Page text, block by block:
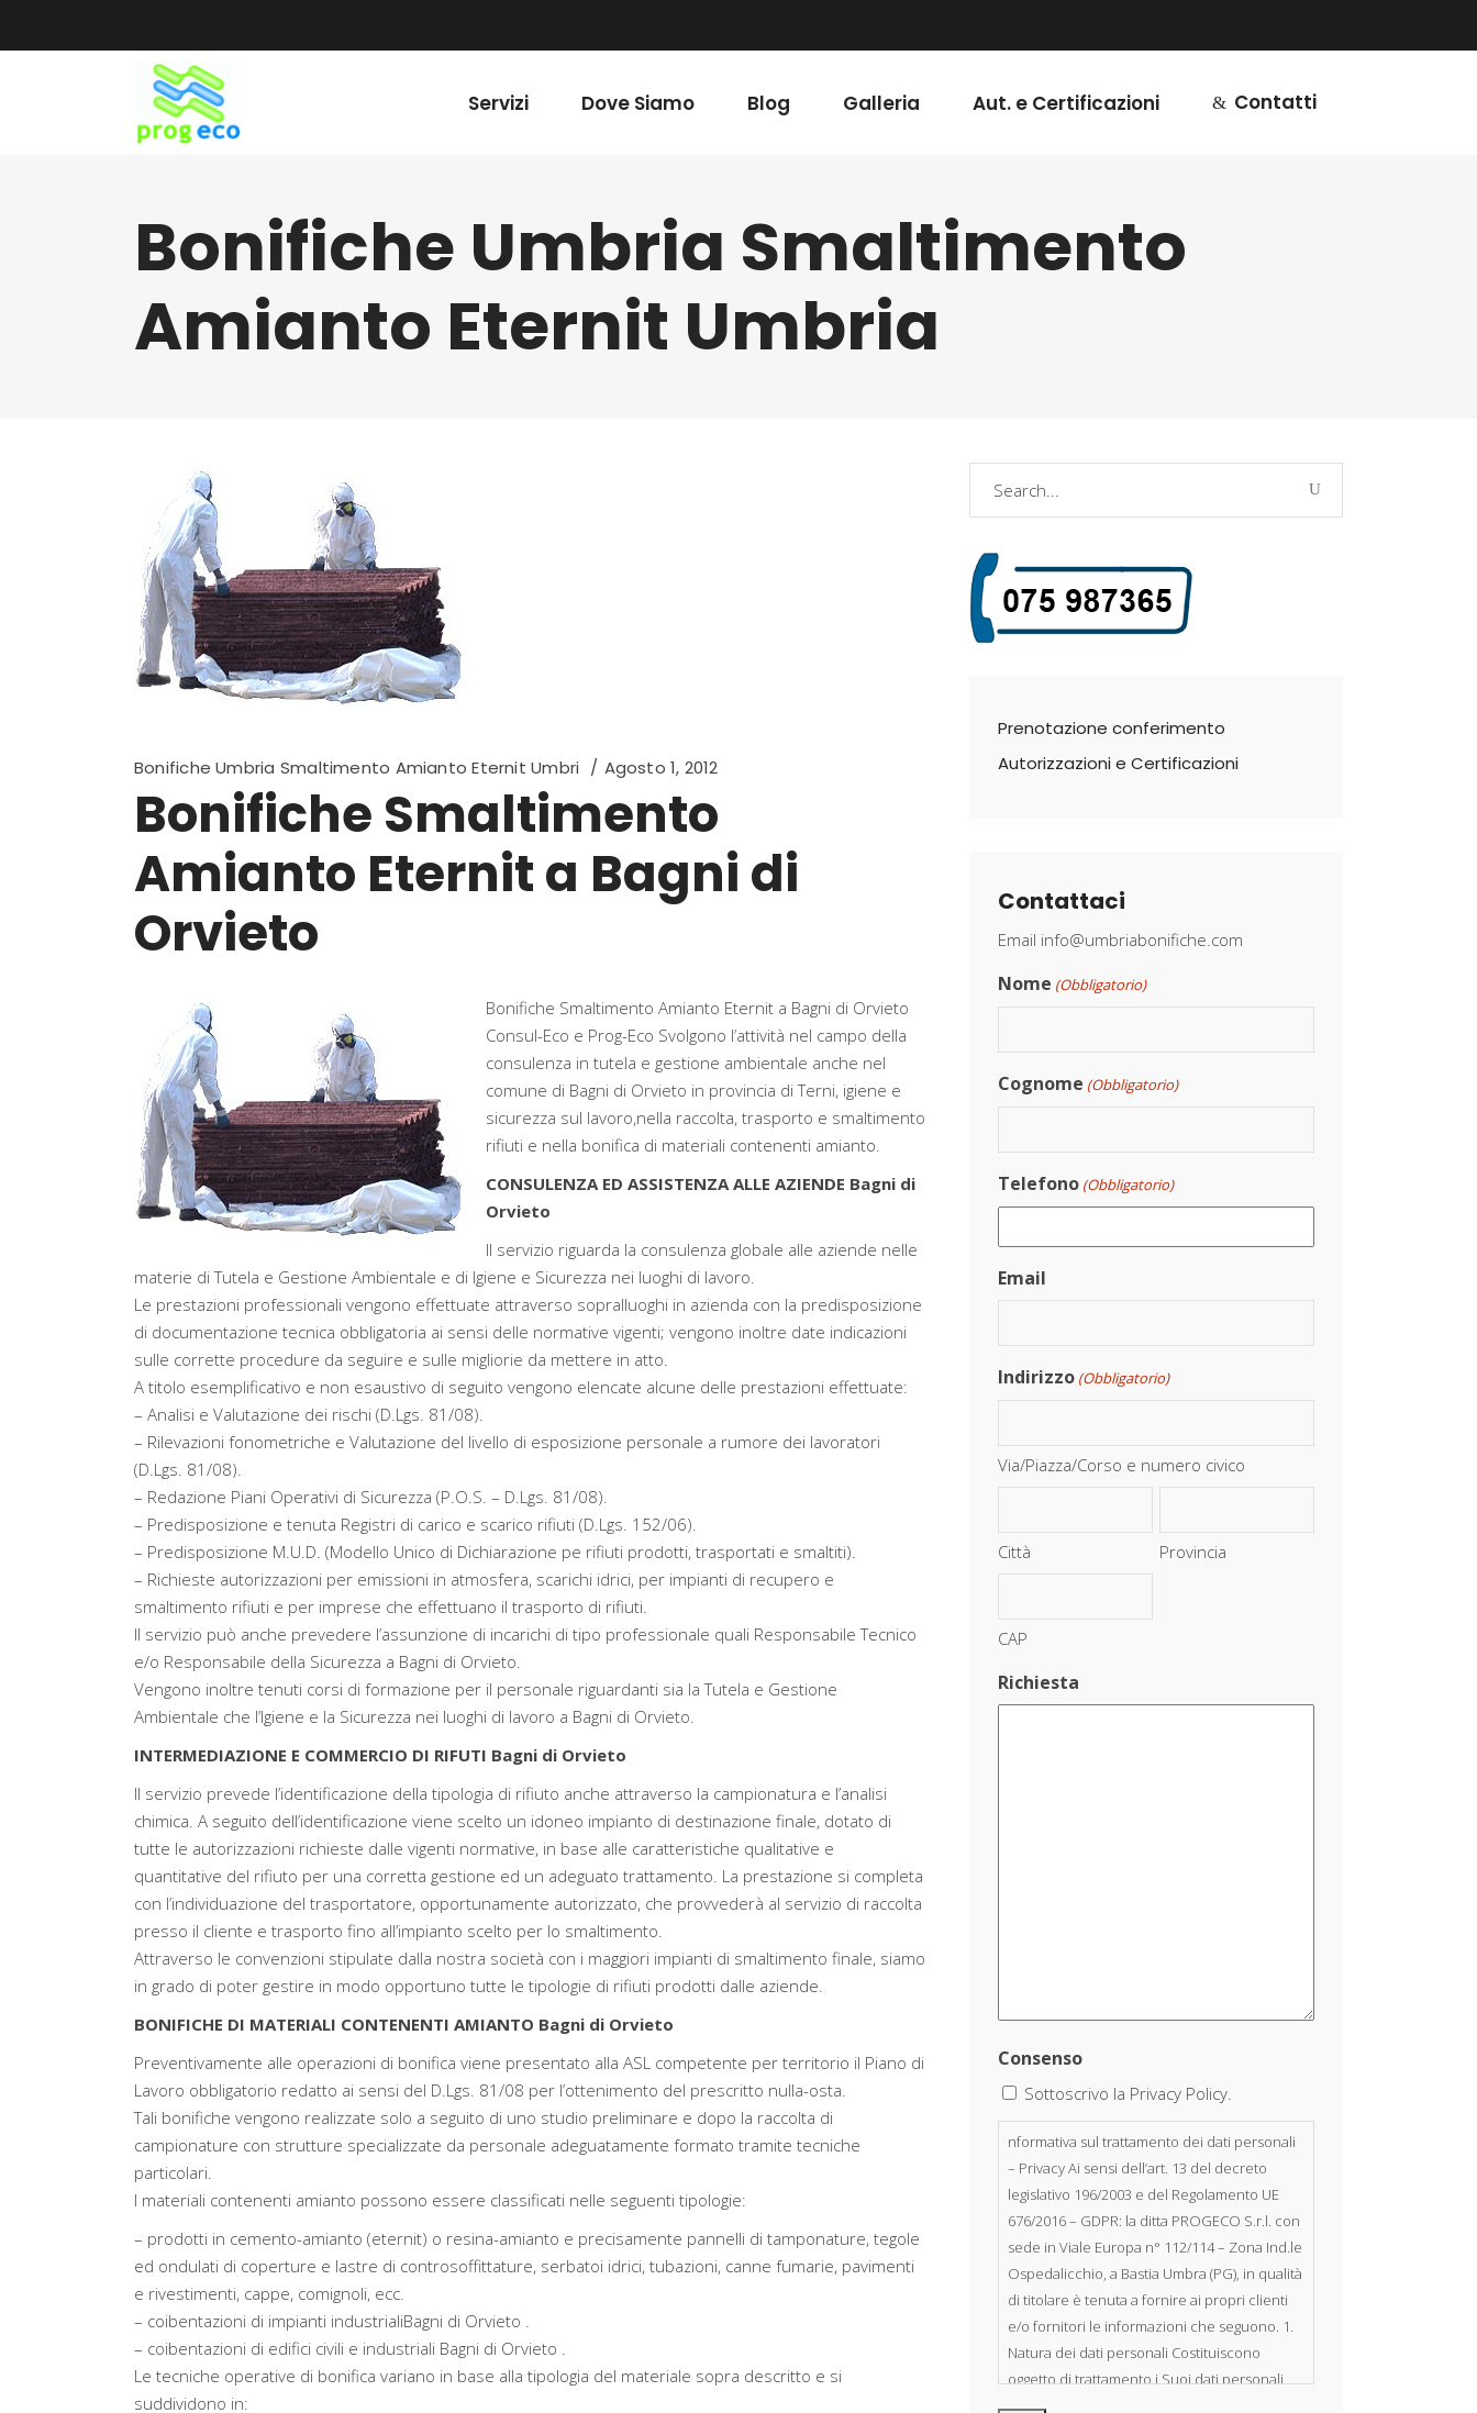
Servizi Dove Siamo Blog Galleria Aut. e Certificazioni Contatti
Bonifiche Umbria Smaltimento
Amianto Eternit Umbria
Bonifiche Umbria Smaltimento Amianto Eternit Umbri Agosto 1, 2012
Bonifiche Smaltimento
Amianto Eternit a Bagni di
Orvieto
Bonifiche Smaltimento Amianto Eternit a Bagni di Orvieto
Consul-Eco e Prog-Eco Svolgono l’attività nel campo della
consulenza in tutela e gestione ambientale anche nel
comune di Bagni di Orvieto in provincia di Terni, igiene e
sicurezza sul lavoro,nella raccolta, trasporto e smaltimento
rifiuti e nella bonifica di materiali contenenti amianto.
CONSULENZA ED ASSISTENZA ALLE AZIENDE Bagni di
Orvieto
Il servizio riguarda la consulenza globale alle aziende nelle
materie di Tutela e Gestione Ambientale e di Igiene e Sicurezza nei luoghi di lavoro.
Le prestazioni professionali vengono effettuate attraverso sopralluoghi in azienda con la predisposizione
di documentazione tecnica obbligatoria ai sensi delle normative vigenti; vengono inoltre date indicazioni
sulle corrette procedure da seguire e sulle migliorie da mettere in atto.
A titolo esemplificativo e non esaustivo di seguito vengono elencate alcune delle prestazioni effettuate:
– Analisi e Valutazione dei rischi (D.Lgs. 81/08).
– Rilevazioni fonometriche e Valutazione del livello di esposizione personale a rumore dei lavoratori
(D.Lgs. 81/08).
– Redazione Piani Operativi di Sicurezza (P.O.S. – D.Lgs. 81/08).
– Predisposizione e tenuta Registri di carico e scarico rifiuti (D.Lgs. 152/06).
– Predisposizione M.U.D. (Modello Unico di Dichiarazione pe rifiuti prodotti, trasportati e smaltiti).
– Richieste autorizzazioni per emissioni in atmosfera, scarichi idrici, per impianti di recupero e
smaltimento rifiuti e per imprese che effettuano il trasporto di rifiuti.
Il servizio può anche prevedere l’assunzione di incarichi di tipo professionale quali Responsabile Tecnico
e/o Responsabile della Sicurezza a Bagni di Orvieto.
Vengono inoltre tenuti corsi di formazione per il personale riguardanti sia la Tutela e Gestione
Ambientale che l’Igiene e la Sicurezza nei luoghi di lavoro a Bagni di Orvieto.
INTERMEDIAZIONE E COMMERCIO DI RIFUTI Bagni di Orvieto
Il servizio prevede l’identificazione della tipologia di rifiuto anche attraverso la campionatura e l’analisi
chimica. A seguito dell’identificazione viene scelto un idoneo impianto di destinazione finale, dotato di
tutte le autorizzazioni richieste dalle vigenti normative, in base alle caratteristiche qualitative e
quantitative del rifiuto per una corretta gestione ed un adeguato trattamento. La prestazione si completa
con l’individuazione del trasportatore, opportunamente autorizzato, che provvederà al servizio di raccolta
presso il cliente e trasporto fino all’impianto scelto per lo smaltimento.
Attraverso le convenzioni stipulate dalla nostra società con i maggiori impianti di smaltimento finale, siamo
in grado di poter gestire in modo opportuno tutte le tipologie di rifiuti prodotti dalle aziende.
BONIFICHE DI MATERIALI CONTENENTI AMIANTO Bagni di Orvieto
Preventivamente alle operazioni di bonifica viene presentato alla ASL competente per territorio il Piano di
Lavoro obbligatorio redatto ai sensi del D.Lgs. 81/08 per l’ottenimento del prescritto nulla-osta.
Tali bonifiche vengono realizzate solo a seguito di uno studio preliminare e dopo la raccolta di
campionature con strutture specializzate da personale adeguatamente formato tramite tecniche
particolari.
I materiali contenenti amianto possono essere classificati nelle seguenti tipologie:
– prodotti in cemento-amianto (eternit) o resina-amianto e precisamente pannelli di tamponature, tegole
ed ondulati di coperture e lastre di controsoffittature, serbatoi idrici, tubazioni, canne fumarie, pavimenti
e rivestimenti, cappe, comignoli, ecc.
– coibentazioni di impianti industrialiBagni di Orvieto .
– coibentazioni di edifici civili e industriali Bagni di Orvieto .
Le tecniche operative di bonifica variano in base alla tipologia del materiale sopra descritto e si
suddividono in:
Prenotazione conferimento
Autorizzazioni e Certificazioni
Contattaci
Email info@umbriabonifiche.com
Nome (Obbligatorio)
Cognome (Obbligatorio)
Telefono (Obbligatorio)
Email
Indirizzo (Obbligatorio)
Via/Piazza/Corso e numero civico
Città Provincia
CAP
Richiesta
Consenso
Sottoscrivo la Privacy Policy.
nformativa sul trattamento dei dati personali
– Privacy Ai sensi dell’art. 13 del decreto
legislativo 196/2003 e del Regolamento UE
676/2016 – GDPR: la ditta PROGECO S.r.l. con
sede in Viale Europa n° 112/114 – Zona Ind.le
Ospedalicchio, a Bastia Umbra (PG), in qualità
di titolare è tenuta a fornire ai propri clienti
e/o fornitori le informazioni che seguono. 1.
Natura dei dati personali Costituiscono
oggetto di trattamento i Suoi dati personali,
riferibili direttamente od indirettamente al